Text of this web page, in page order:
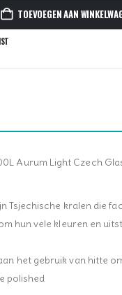
TOEVOEGEN AAN
Aurum Light Czech
Tsjechische kralen die
hun vele kleuren en
het gebruik van hitte
polished